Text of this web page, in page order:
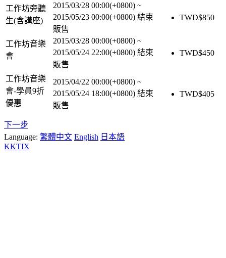
工作坊旁聽
生(含講座)
2015/03/28 00:00(+0800) ~
2015/05/23 00:00(+0800) 結束
販售
TWD$850
工作坊音樂
會
2015/03/28 00:00(+0800) ~
2015/05/24 22:00(+0800) 結束
販售
TWD$450
工作坊音樂
會-學員9折
優惠
2015/04/22 00:00(+0800) ~
2015/05/24 18:00(+0800) 結束
販售
TWD$405
下一步
Language: 繁體中文 English 日本語
KKTIX